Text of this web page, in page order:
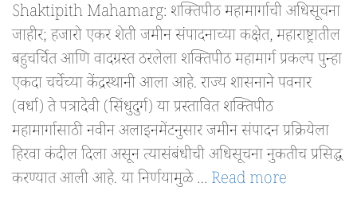
Shaktipith Mahamarg: शक्तिपीठ महामार्गाची अधिसूचना
जाहीर; हजारो एकर शेती जमीन संपादनाच्या कक्षेत, महाराष्ट्रातील
बहुचर्चित आणि वादग्रस्त ठरलेला शक्तिपीठ महामार्ग प्रकल्प पुन्हा
एकदा चर्चेच्या केंद्रस्थानी आला आहे. राज्य शासनाने पवनार
(वर्धा) ते पत्रादेवी (सिंधुदुर्ग) या प्रस्तावित शक्तिपीठ
महामार्गासाठी नवीन अलाइनमेंटनुसार जमीन संपादन प्रक्रियेला
हिरवा कंदील दिला असून त्यासंबंधीची अधिसूचना नुकतीच प्रसिद्ध
करण्यात आली आहे. या निर्णयामुळे … Read more